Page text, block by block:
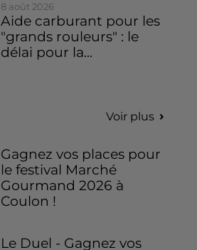
8 août 2026
Aide carburant pour les
"grands rouleurs" : le
délai pour la...
Voir plus
Gagnez vos places pour
le festival Marché
Gourmand 2026 à
Coulon !
Le Duel - Gagnez vos